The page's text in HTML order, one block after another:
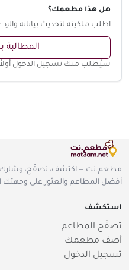
هل هذا مطعمك؟
اطلب ملكيته لتحديث بياناته والرد
المطالبة
سيُطلب منك تسجيل الدخول
مطعم.نت — اكتشف، تصفّح، وشارك
أفضل المطاعم والعثور على وجهتك
استكشف
تصفّح المطاعم
أضف مطعمك
تسجيل الدخول